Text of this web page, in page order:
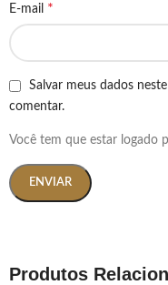
E-mail *
Salvar meus dados
comentar.
Você tem que estar logado
Produtos